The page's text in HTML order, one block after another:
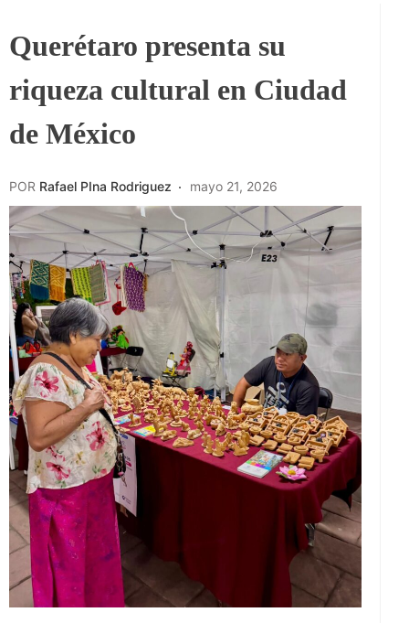
Querétaro presenta su
riqueza cultural en Ciudad
de México
POR Rafael PIna Rodriguez mayo 21, 2026